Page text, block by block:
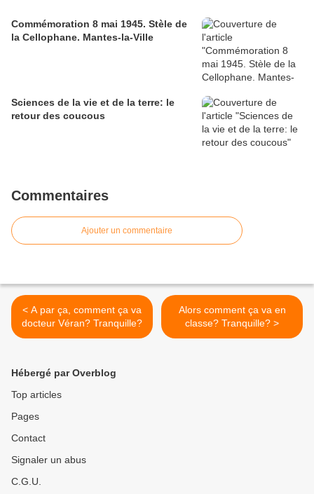
Commémoration 8 mai 1945. Stèle de
la Cellophane. Mantes-la-Ville
Sciences de la vie et de la terre: le
retour des coucous
Commentaires
Ajouter un commentaire
< A par ça, comment ça va
docteur Véran? Tranquille?
Alors comment ça va en
classe? Tranquille? >
Hébergé par Overblog
Top articles
Pages
Contact
Signaler un abus
C.G.U.